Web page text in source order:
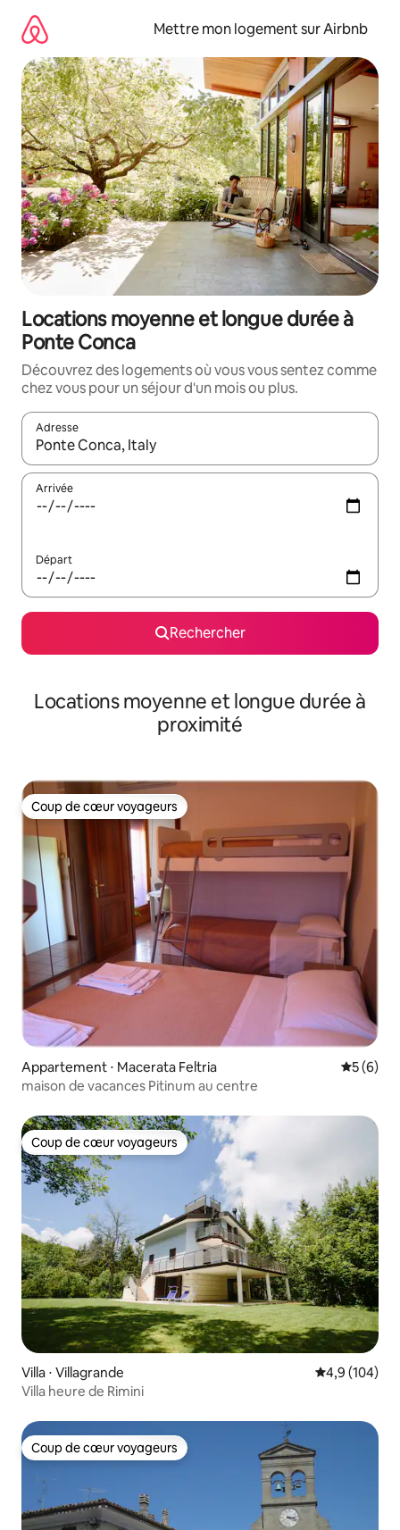
directement
contenu
Mettre mon logement sur Airbnb
Locations moyenne et longue durée à
Ponte Conca
Découvrez des logements où vous vous sentez comme
chez vous pour un séjour d'un mois ou plus.
Adresse
Lorsque les résultats s'affichent, utilisez les flèches vers le
Arrivée
Départ
Rechercher
Locations moyenne et longue durée à
proximité
Coup de cœur voyageurs
Coup de cœur voyageurs
Appartement ⋅ Macerata Feltria
5 (6)
maison de vacances Pitinum au centre
Coup de cœur voyageurs
Coup de cœur voyageurs
Villa ⋅ Villagrande Évaluation
4,9 (104)
Villa heure de Rimini
Coup de cœur voyageurs
Coup de cœur voyageurs